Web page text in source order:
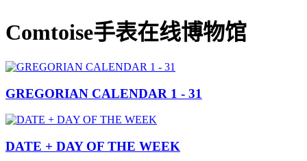
Comtoise手表在线博物馆
GREGORIAN CALENDAR 1 - 31
DATE + DAY OF THE WEEK